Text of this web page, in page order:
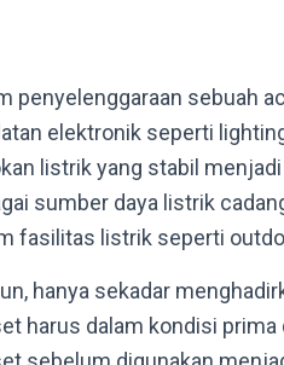
penyelenggaraan sebuah
elektronik seperti
listrik yang stabil
sumber daya listrik
fasilitas listrik seperti
hanya sekadar
harus dalam kondisi prima